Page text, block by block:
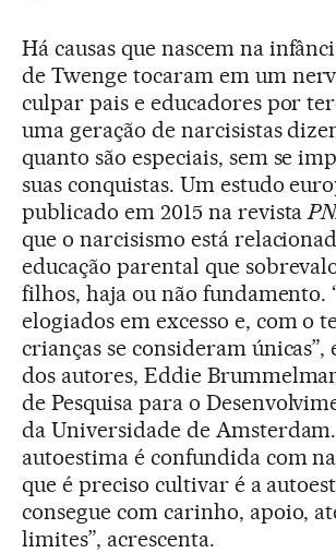
Há causas que nascem na
de Twenge tocaram em um
culpar pais e educadores por
uma geração de narcisistas
quanto são especiais, sem se
suas conquistas. Um estudo
publicado em 2015 na revista
que o narcisismo está
educação parental que
filhos, haja ou não fundamento.
elogiados em excesso e, com o
crianças se consideram
dos autores, Eddie
de Pesquisa para o
da Universidade de Amsterdam.
autoestima é confundida com
que é preciso cultivar é a
consegue com carinho, apoio,
limites”, acrescenta.